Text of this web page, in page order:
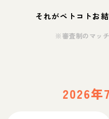
それがペトコトお
※審査制のマッ
2026年